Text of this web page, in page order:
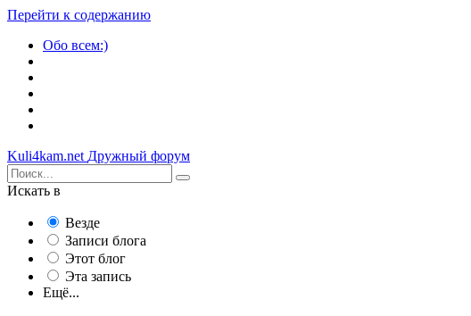
Перейти к содержанию
Обо всем:)
Kuli4kam.net Дружный форум
Искать в
Везде
Записи блога
Этот блог
Эта запись
Ещё...